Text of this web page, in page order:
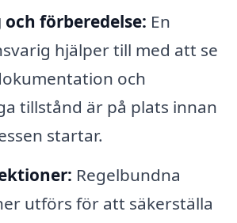
förberedelse: En
hjälper till med att se
och
tillstånd är på plats innan
startar.
Regelbundna
utförs för att säkerställa